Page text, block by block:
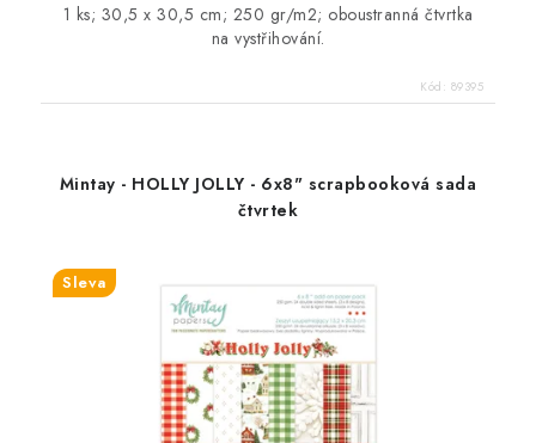
1 ks; 30,5 x 30,5 cm; 250 gr/m2; oboustranná čtvrtka
na vystřihování.
Kód: 89395
Mintay - HOLLY JOLLY - 6x8" scrapbooková sada
čtvrtek
Sleva